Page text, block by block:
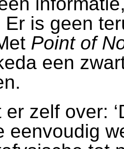
is geen
Point of
een
zelf over:
eenvoudig